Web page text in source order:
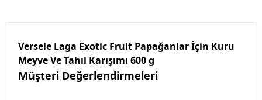
Versele Laga Exotic Fruit Papağanlar İçin Kuru
Meyve Ve Tahıl Karışımı 600 g
Müşteri Değerlendirmeleri